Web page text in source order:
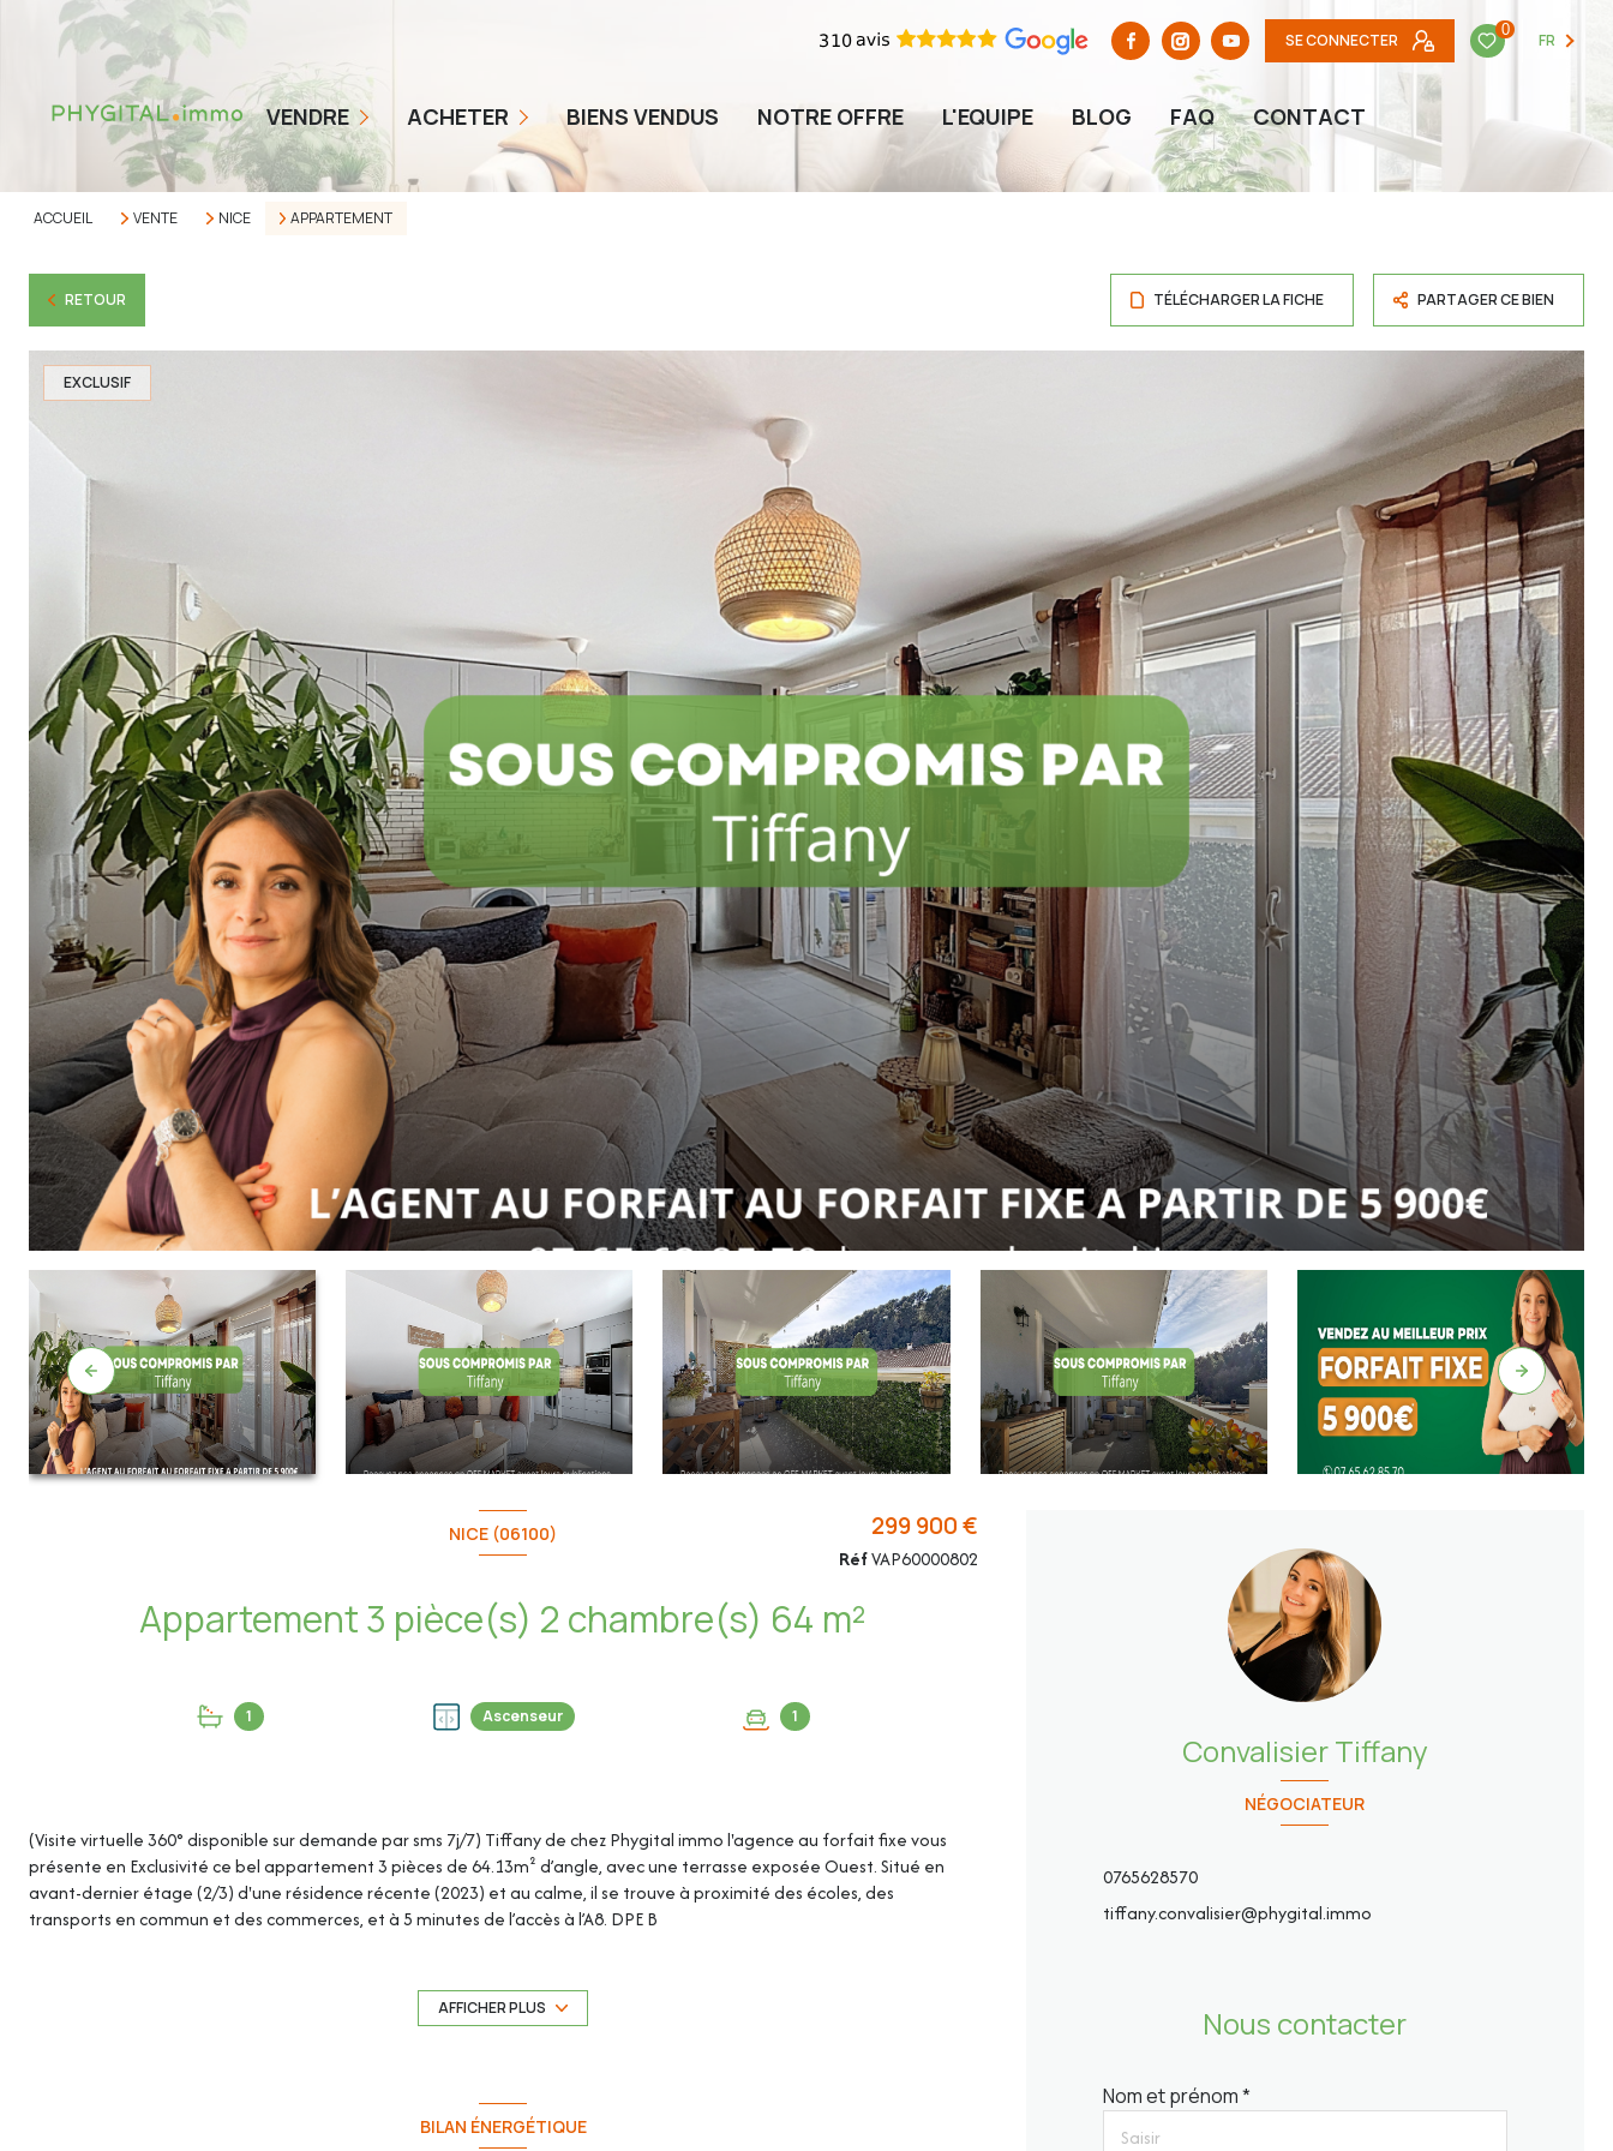
SE CONNECTER
0
FR
VENDRE
COMMENT ÇA MARCHE
NOS TARIFS
ESTIMER MON BIEN
ACHETER
BIENS EN VENTE
ALERTE ACHETEUR
BIENS VENDUS NOTRE OFFRE L'EQUIPE BLOG FAQ CONTACT
ACCUEIL VENTE NICE APPARTEMENT
RETOUR TÉLÉCHARGER LA FICHE PARTAGER CE BIEN
EXCLUSIF
NICE (06100)
Appartement 3 pièce(s) 2 chambre(s) 64 m²
1 Ascenseur 1
299 900 €
RéfVAP60000802
(Visite virtuelle 360° disponible sur demande par sms 7j/7) Tiffany de chez Phygital immo l'agence au forfait fixe vous
présente en Exclusivité ce bel appartement 3 pièces de 64.13m² d’angle, avec une terrasse exposée Ouest. Situé en
avant-dernier étage (2/3) d'une résidence récente (2023) et au calme, il se trouve à proximité des écoles, des
transports en commun et des commerces, et à 5 minutes de l’accès à l’A8. DPE B
AFFICHER PLUS
BILAN ÉNERGÉTIQUE
NÉGOCIATEUR
Convalisier Tiffany
0765628570
tiffany.convalisier@phygital.immo
Nous contacter
Nom et prénom *